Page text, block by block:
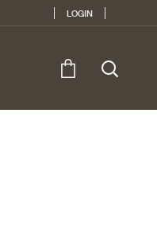
LOGIN